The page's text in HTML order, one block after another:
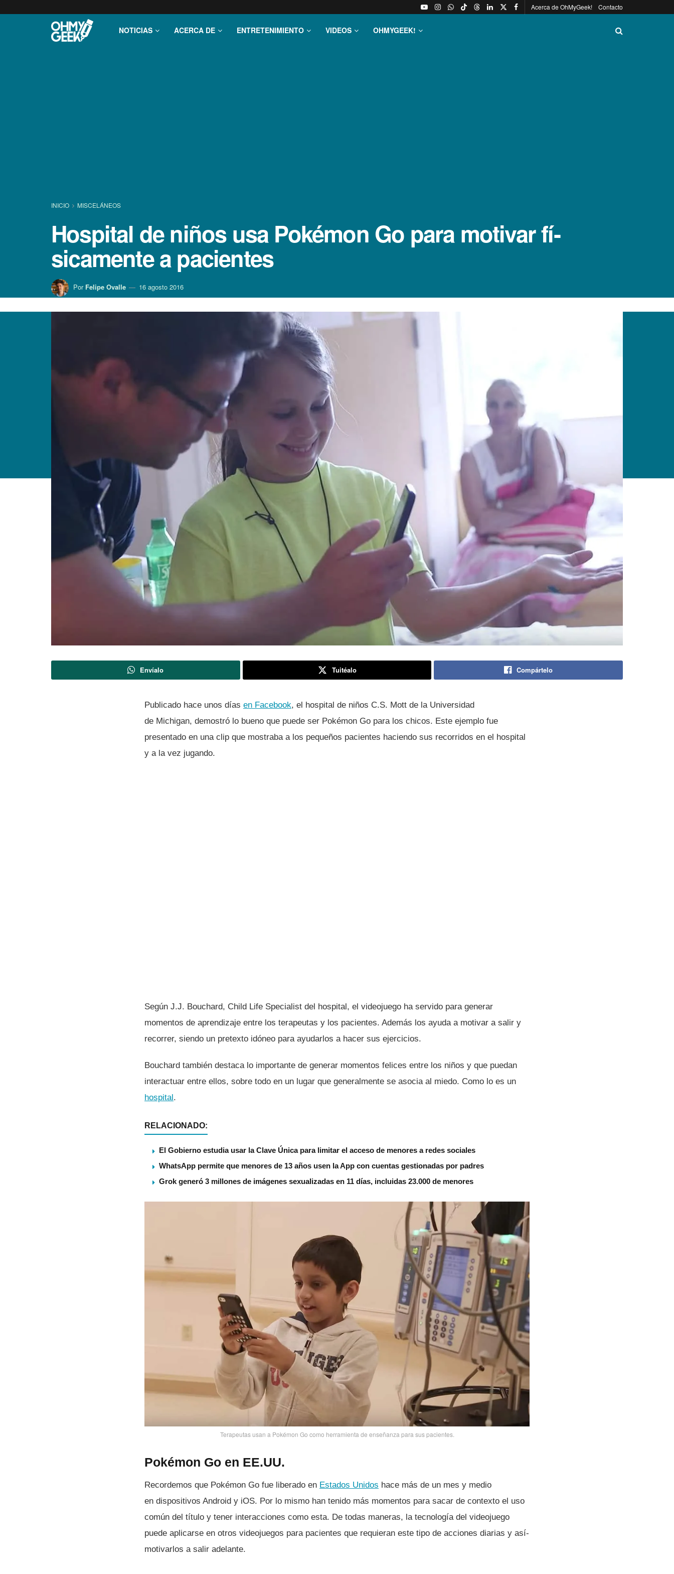
Acerca de OhMyGeek! Contacto
NOTICIAS ACERCA DE ENTRETENIMIENTO VIDEOS OHMYGEEK!
INICIO MISCELÁNEOS
Hospital de niños usa Pokémon Go para motivar fí­
sicamente a pacientes
Por Felipe Ovalle 16 agosto 2016
Envíalo Tuitéalo Compártelo
Publicado hace unos dí­as en Facebook, el hospital de niños C.S. Mott de la Universidad
de Michigan, demostró lo bueno que puede ser Pokémon Go para los chicos. Este ejemplo fue
presentado en una clip que mostraba a los pequeños pacientes haciendo sus recorridos en el hospital
y a la vez jugando.
Según J.J. Bouchard, Child Life Specialist del hospital, el videojuego ha servido para generar
momentos de aprendizaje entre los terapeutas y los pacientes. Además los ayuda a motivar a salir y
recorrer, siendo un pretexto idóneo para ayudarlos a hacer sus ejercicios.
Bouchard también destaca lo importante de generar momentos felices entre los niños y que puedan
interactuar entre ellos, sobre todo en un lugar que generalmente se asocia al miedo. Como lo es un
hospital .
RELACIONADO:
El Gobierno estudia usar la Clave Única para limitar el acceso de menores a redes sociales
WhatsApp permite que menores de 13 años usen la App con cuentas gestionadas por padres
Grok generó 3 millones de imágenes sexualizadas en 11 días, incluidas 23.000 de menores
Terapeutas usan a Pokémon Go como herramienta de enseñanza para sus pacientes.
Pokémon Go en EE.UU.
Recordemos que Pokémon Go fue liberado en Estados Unidos hace más de un mes y medio
en dispositivos Android y iOS. Por lo mismo han tenido más momentos para sacar de contexto el uso
común del tí­tulo y tener interacciones como esta. De todas maneras, la tecnologí­a del videojuego
puede aplicarse en otros videojuegos para pacientes que requieran este tipo de acciones diarias y así­
motivarlos a salir adelante.